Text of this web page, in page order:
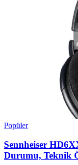
Popüler
Sennheiser
Durumu, Teknik